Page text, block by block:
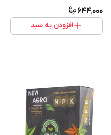
644,000
افزودن به سبد